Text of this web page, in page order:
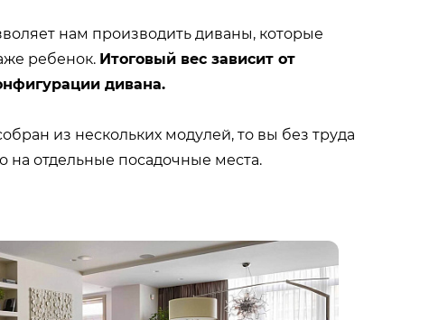
нам производить диваны, которые
ребенок. Итоговый вес зависит от
дивана.
из нескольких модулей, то вы без труда
на отдельные посадочные места.